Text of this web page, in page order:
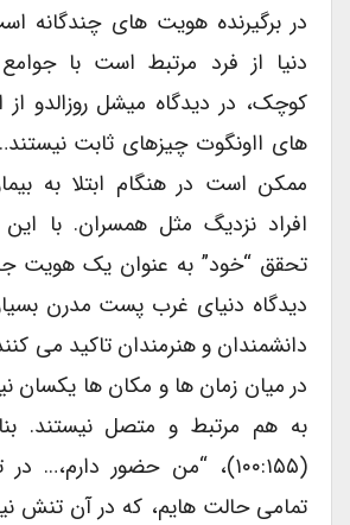
در برگیرنده هویت های چندگانه
دنیا از فرد مرتبط است با جوامع
کوچک، در دیدگاه میشل روزالدو از
های ااونگوت چیزهای ثابت
ممکن است در هنگام ابتلا به
افراد نزدیگ مثل همسران. با این
تحقق “خود” به عنوان یک هویت
دیدگاه دنیای غرب پست مدرن
دانشمندان و هنرمندان تاکید می کنند
در میان زمان ها و مکان ها یکسان
به هم مرتبط و متصل نیستند.
(۱۰۰:۱۵۵)، “من حضور دارم،…
تمامی حالت هایم، که در آن تنش نیز